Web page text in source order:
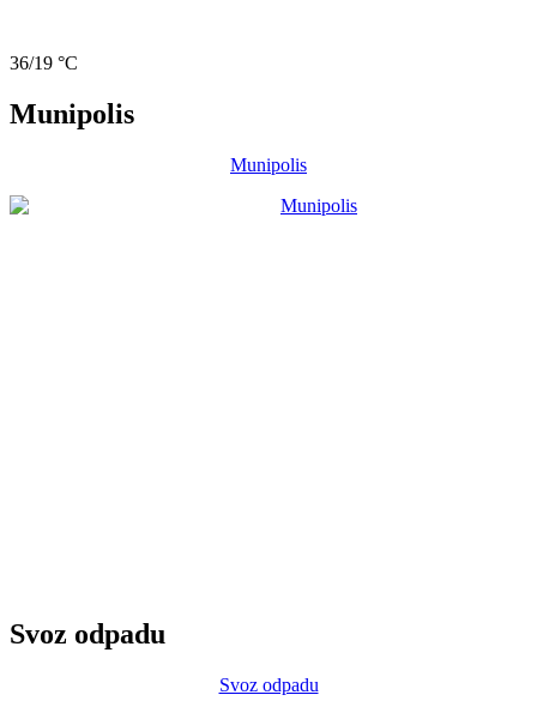
36/19 °C
Munipolis
Munipolis
Svoz odpadu
Svoz odpadu